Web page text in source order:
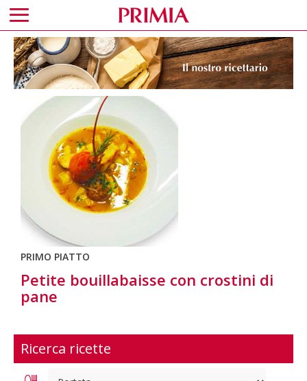
PRIMO PIATTO
Petite bouillabaisse con crostini di
pane
Ricerca ricette